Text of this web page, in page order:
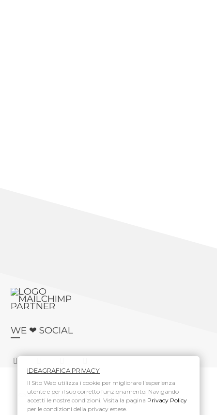
©2016-2019 Tutti i diritti riservati - ideaGrafica. PI: 04543950754.
WE ❤ SOCIAL
IDEAGRAFICA PRIVACY
Il Sito Web utilizza i cookie per migliorare l'esperienza
utente e per il suo corretto funzionamento. Navigando
accetti le nostre condizioni. Visita la pagina Privacy Policy
per le condizioni della privacy estese.